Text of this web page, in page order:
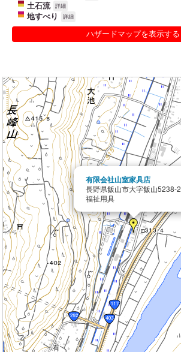
土石流 詳細
地すべり 詳細
ハザードマップを表示する
有限会社山室家具店
長野県飯山市大字飯山5238-2
福祉用具